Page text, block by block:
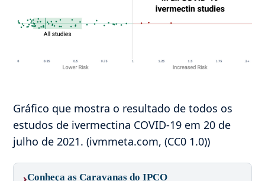
Gráfico que mostra o resultado de todos os
estudos de ivermectina COVID-19 em 20 de
julho de 2021. (ivmmeta.com, (CC0 1.0))
›Conheça as Caravanas do IPCO